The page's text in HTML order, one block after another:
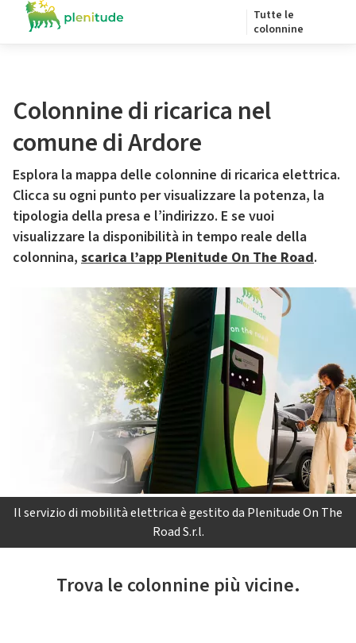
Tutte le
colonnine
Colonnine di ricarica nel
comune di Ardore
Esplora la mappa delle colonnine di ricarica elettrica.
Clicca su ogni punto per visualizzare la potenza, la
tipologia della presa e l’indirizzo. E se vuoi
visualizzare la disponibilità in tempo reale della
colonnina, scarica l’app Plenitude On The Road.
Il servizio di mobilità elettrica è gestito da Plenitude On The
Road S.r.l.
Trova le colonnine più vicine.